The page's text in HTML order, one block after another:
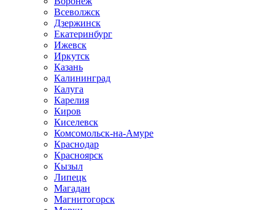
Всеволжск
Дзержинск
Екатеринбург
Ижевск
Иркутск
Казань
Калининград
Калуга
Карелия
Киров
Киселевск
Комсомольск-на-Амуре
Краснодар
Красноярск
Кызыл
Липецк
Магадан
Магнитогорск